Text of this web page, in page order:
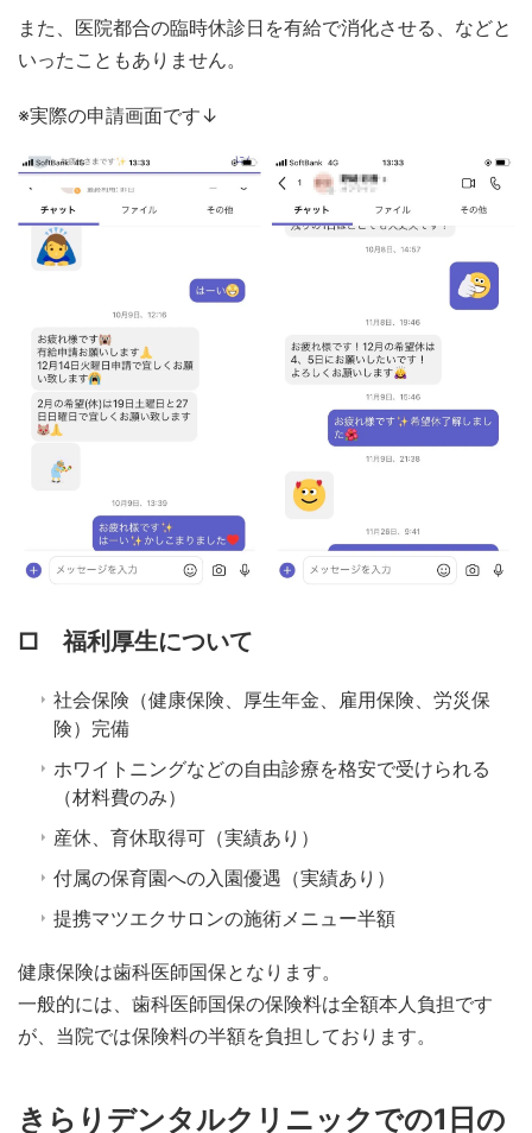
また、医院都合の臨時休診日を有給で消化させる、などと
いったこともありません。
※実際の申請画面です↓
□ 福利厚生について
社会保険（健康保険、厚生年金、雇用保険、労災保
険）完備
ホワイトニングなどの自由診療を格安で受けられる
（材料費のみ）
産休、育休取得可（実績あり）
付属の保育園への入園優遇（実績あり）
提携マツエクサロンの施術メニュー半額
健康保険は歯科医師国保となります。
一般的には、歯科医師国保の保険料は全額本人負担です
が、当院では保険料の半額を負担しております。
きらりデンタルクリニックでの1日の